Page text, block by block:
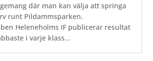
där man kan välja att springa
runt Pildammsparken.
Heleneholms IF publicerar resultat
i varje klass...